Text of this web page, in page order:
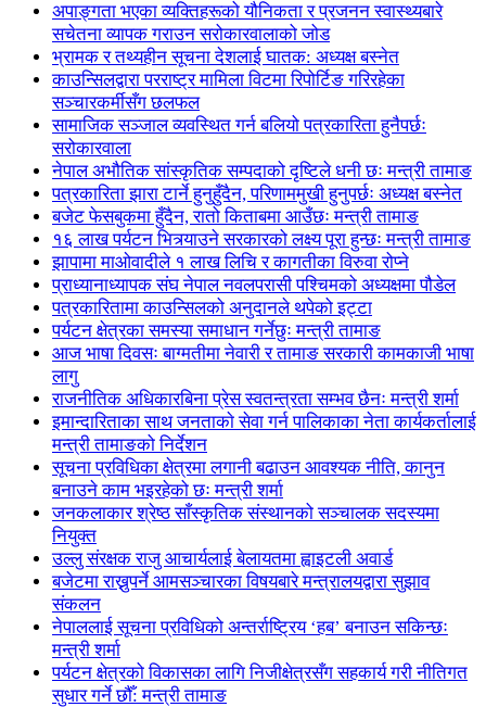
अपाङ्गता भएका व्यक्तिहरूको यौनिकता र प्रजनन स्वास्थ्यबारे
सचेतना व्यापक गराउन सरोकारवालाको जोड
भ्रामक र तथ्यहीन सूचना देशलाई घातक: अध्यक्ष बस्नेत
काउन्सिलद्वारा परराष्ट्र मामिला विटमा रिपोर्टिङ गरिरहेका
सञ्चारकर्मीसँग छलफल
सामाजिक सञ्जाल व्यवस्थित गर्न बलियो पत्रकारिता हुनैपर्छः
सरोकारवाला
नेपाल अभौतिक सांस्कृतिक सम्पदाको दृष्टिले धनी छः मन्त्री तामाङ
पत्रकारिता झारा टार्ने हुनुहुँदैन, परिणाममुखी हुनुपर्छः अध्यक्ष बस्नेत
बजेट फेसबुकमा हुँदैन, रातो किताबमा आउँछः मन्त्री तामाङ
१६ लाख पर्यटन भित्र्याउने सरकारको लक्ष्य पूरा हुन्छः मन्त्री तामाङ
झापामा माओवादीले १ लाख लिचि र कागतीका विरुवा रोप्ने
प्राध्यानाध्यापक संघ नेपाल नवलपरासी पश्चिमको अध्यक्षमा पौडेल
पत्रकारितामा काउन्सिलको अनुदानले थपेको इट्टा
पर्यटन क्षेत्रका समस्या समाधान गर्नेछुः मन्त्री तामाङ
आज भाषा दिवसः बाग्मतीमा नेवारी र तामाङ सरकारी कामकाजी भाषा
लागु
राजनीतिक अधिकारबिना प्रेस स्वतन्त्रता सम्भव छैनः मन्त्री शर्मा
इमान्दारिताका साथ जनताकाे सेवा गर्न पालिकाका नेता कार्यकर्तालाई
मन्त्री तामाङको निर्देशन
सूचना प्रविधिका क्षेत्रमा लगानी बढाउन आवश्यक नीति, कानुन
बनाउने काम भइरहेको छः मन्त्री शर्मा
जनकलाकार श्रेष्ठ साँस्कृतिक संस्थानको सञ्चालक सदस्यमा
नियुक्त
उल्लु संरक्षक राजु आचार्यलाई बेलायतमा ह्वाइटली अवार्ड
बजेटमा राख्नुपर्ने आमसञ्चारका विषयबारे मन्त्रालयद्वारा सुझाव
संकलन
नेपाललाई सूचना प्रविधिको अन्तर्राष्ट्रिय ‘हब’ बनाउन सकिन्छः
मन्त्री शर्मा
पर्यटन क्षेत्रको विकासका लागि निजीक्षेत्रसँग सहकार्य गरी नीतिगत
सुधार गर्ने छौँ: मन्त्री तामाङ